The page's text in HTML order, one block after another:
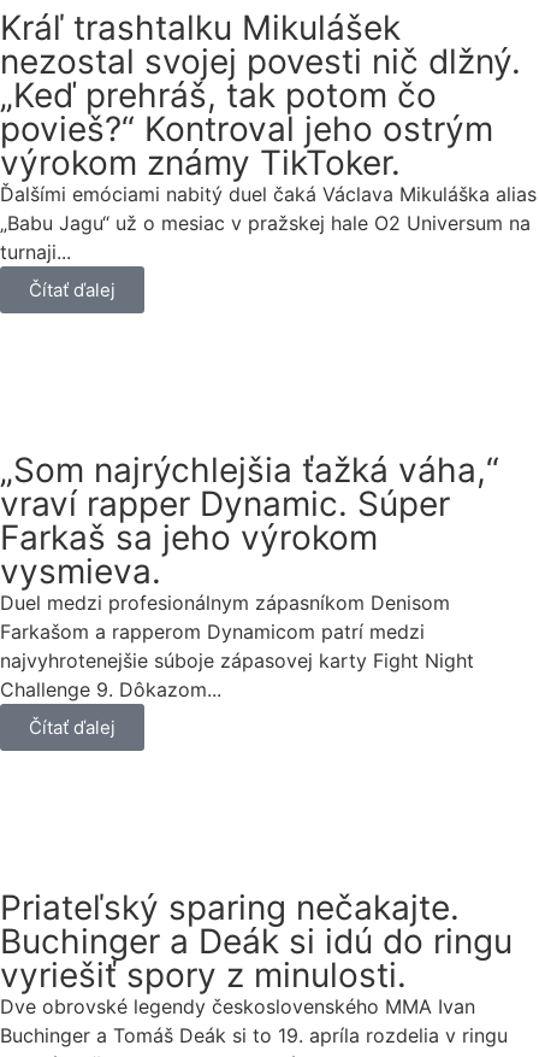
Kráľ trashtalku Mikulášek
nezostal svojej povesti nič dlžný.
„Keď prehráš, tak potom čo
povieš?“ Kontroval jeho ostrým
výrokom známy TikToker.
Ďalšími emóciami nabitý duel čaká Václava Mikuláška alias
„Babu Jagu“ už o mesiac v pražskej hale O2 Universum na
turnaji...
Čítať ďalej
„Som najrýchlejšia ťažká váha,“
vraví rapper Dynamic. Súper
Farkaš sa jeho výrokom
vysmieva.
Duel medzi profesionálnym zápasníkom Denisom
Farkašom a rapperom Dynamicom patrí medzi
najvyhrotenejšie súboje zápasovej karty Fight Night
Challenge 9. Dôkazom...
Čítať ďalej
Priateľský sparing nečakajte.
Buchinger a Deák si idú do ringu
vyriešiť spory z minulosti.
Dve obrovské legendy československého MMA Ivan
Buchinger a Tomáš Deák si to 19. apríla rozdelia v ringu